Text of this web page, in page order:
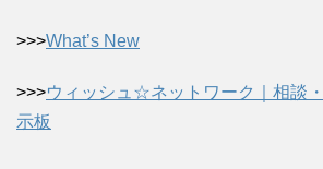
>>>What’s New
>>>ウィッシュ☆ネットワーク｜相談
示板